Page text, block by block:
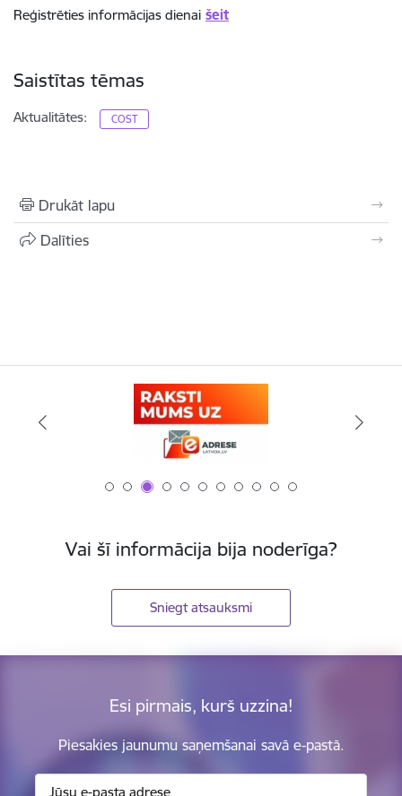
Reģistrēties informācijas dienai šeit
Saistītas tēmas
Aktualitātes: COST
Drukāt lapu
Dalīties
Vai šī informācija bija noderīga?
Sniegt atsauksmi
Esi pirmais, kurš uzzina!
Piesakies jaunumu saņemšanai savā e-pastā.